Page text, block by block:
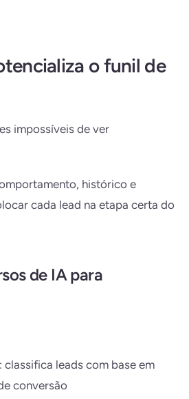
o funil de
impossíveis de ver
histórico e
cada lead na etapa certa do
de IA para
: classifica leads com base em
conversão